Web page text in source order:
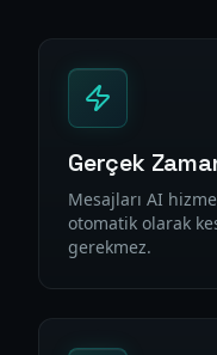
Gerçek
Mesajları AI
otomatik olarak
gerekmez.